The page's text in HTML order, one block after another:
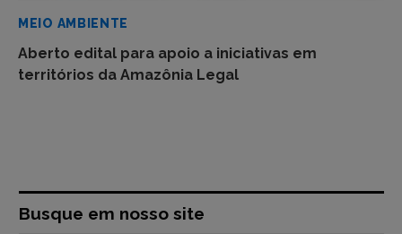
MEIO AMBIENTE
Aberto edital para apoio a iniciativas em
territórios da Amazônia Legal
Busque em nosso site